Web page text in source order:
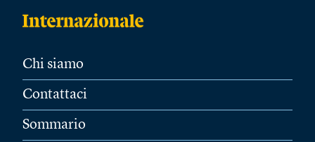
Chi siamo
Contattaci
Sommario